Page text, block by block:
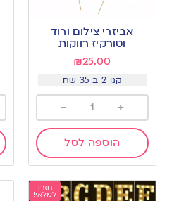
to
wishlist
אביזרי צילום ורוד
וטורקיז רווקות
₪25.00
קנו 2 ב 35 שח
+
-
הוספה לסל
חזרו
למלאי!